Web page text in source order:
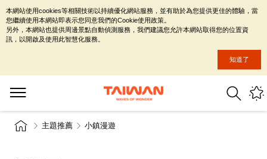
主題推薦 小鎮漫遊
本網站使用cookies等相關技術以持續優化網站服務，並有助於為您提供更佳的體驗，當
您繼續使用本網站即表示您同意我們的Cookie使用政策。
另外，本網站也提供周邊景點自動偵測服務，我們建議您允許本網站取得您的位置資
訊，以開啟及使用此智慧化服務。
知道了